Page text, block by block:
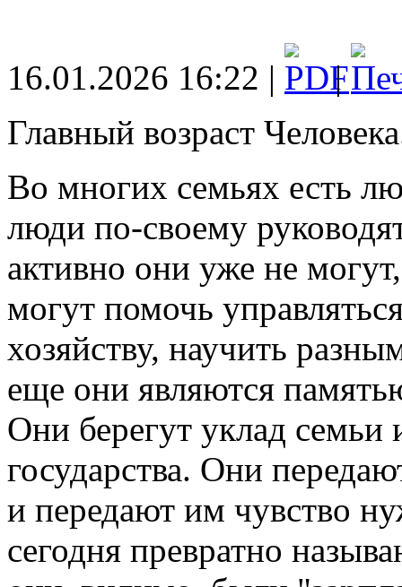
16.01.2026 16:22 |
|
Главный возраст
Во многих семьях есть
люди по-своему
активно они уже не
могут помочь
хозяйству, научить
еще они являются
Они берегут уклад
государства. Они
и передают им чувство
сегодня превратно